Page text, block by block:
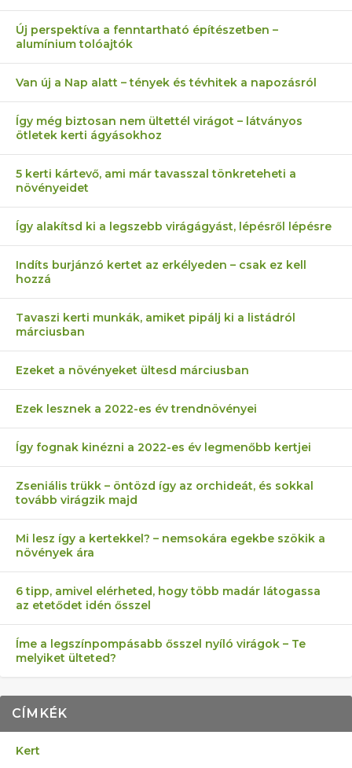
Új perspektíva a fenntartható építészetben –
alumínium tolóajtók
Van új a Nap alatt – tények és tévhitek a napozásról
Így még biztosan nem ültettél virágot – látványos
ötletek kerti ágyásokhoz
5 kerti kártevő, ami már tavasszal tönkreteheti a
növényeidet
Így alakítsd ki a legszebb virágágyást, lépésről lépésre
Indíts burjánzó kertet az erkélyeden – csak ez kell
hozzá
Tavaszi kerti munkák, amiket pipálj ki a listádról
márciusban
Ezeket a növényeket ültesd márciusban
Ezek lesznek a 2022-es év trendnövényei
Így fognak kinézni a 2022-es év legmenőbb kertjei
Zseniális trükk – öntözd így az orchideát, és sokkal
tovább virágzik majd
Mi lesz így a kertekkel? – nemsokára egekbe szökik a
növények ára
6 tipp, amivel elérheted, hogy több madár látogassa
az etetődet idén ősszel
Íme a legszínpompásabb ősszel nyíló virágok – Te
melyiket ülteted?
CÍMKÉK
Kert